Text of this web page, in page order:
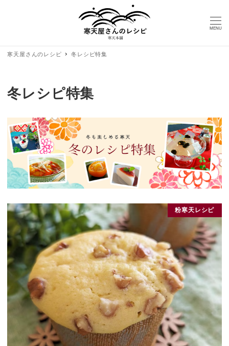
MENU
寒天屋さんのレシピ 冬レシピ特集
冬レシピ特集
粉寒天レシピ